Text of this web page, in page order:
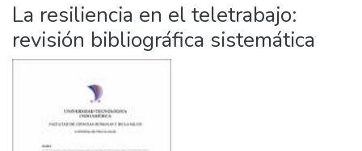
La resiliencia en el teletrabajo:
revisión bibliográfica sistemática